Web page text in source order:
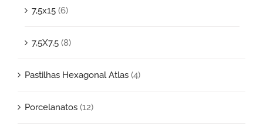
7,5x15 (6)
7,5X7,5 (8)
Pastilhas Hexagonal Atlas (4)
Porcelanatos (12)